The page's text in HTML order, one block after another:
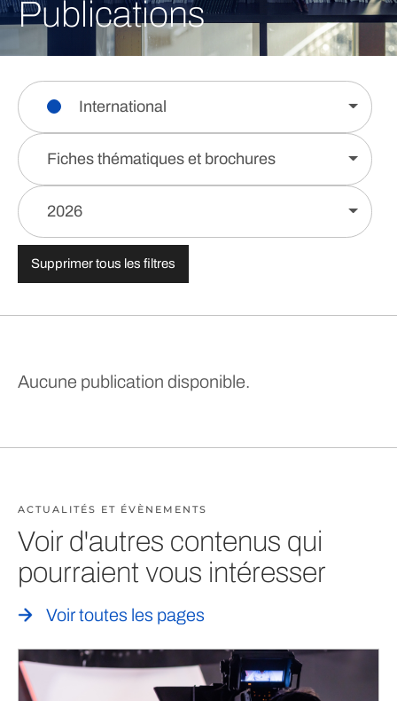
Publications
International
Fiches thématiques et brochures
2026
Supprimer tous les filtres
Aucune publication disponible.
ACTUALITÉS ET ÉVÈNEMENTS
Voir d'autres contenus qui
pourraient vous intéresser
Voir toutes les pages